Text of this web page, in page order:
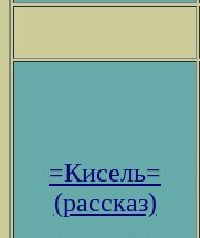
=Кисель=
(рассказ)